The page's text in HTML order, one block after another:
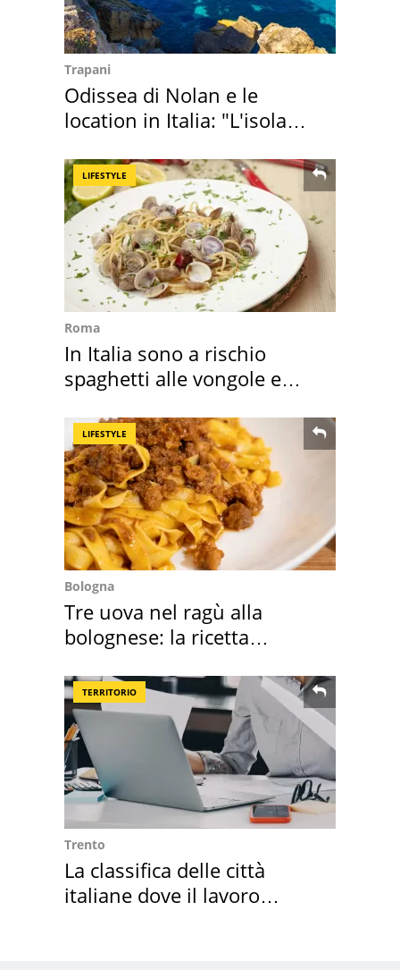
Trapani
Odissea di Nolan e le
location in Italia: "L'isola
LIFESTYLE
Roma
In Italia sono a rischio
spaghetti alle vongole e
LIFESTYLE
Bologna
Tre uova nel ragù alla
bolognese: la ricetta
TERRITORIO
Trento
La classifica delle città
italiane dove il lavoro